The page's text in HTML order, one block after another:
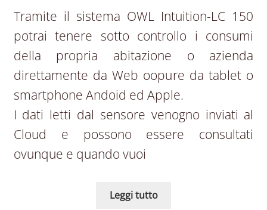
Tramite il sistema OWL Intuition-LC 150
potrai tenere sotto controllo i consumi
della propria abitazione o azienda
direttamente da Web oopure da tablet o
smartphone Andoid ed Apple.
I dati letti dal sensore venogno inviati al
Cloud e possono essere consultati
ovunque e quando vuoi
Leggi tutto